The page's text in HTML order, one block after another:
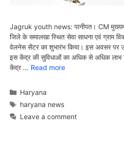
Jagruk youth news: पानीपत। CM
जिले के समालखा स्थित सेवा साधना एवं ग्राम
वेलनेस सेंटर का शुभारंभ किया। इस अवसर पर
इस केंद्र की सुविधाओं का अधिक से अधिक लाभ
केंद्र … Read more
Categories
Haryana
Tags
haryana news
Leave a comment